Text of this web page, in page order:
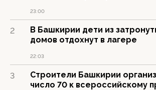
23:00
2
В Башкирии дети из
домов отдохнут в лагере
22:03
3
Строители Башкирии
число 70 к всероссийскому